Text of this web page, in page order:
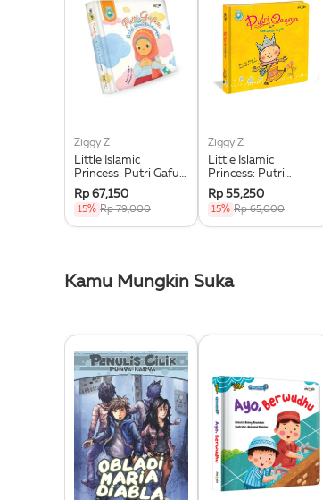
Ziggy Z
Little Islamic
Princess: Putri Gafuri
Dan Botol Minum
Kesayangan
(Boardbook)
Rp 67,150
15% Rp 79,000
Ziggy Z
Little Islamic
Princess: Putri
Qawiya Dan
Kekuatan Super
Rp 55,250
15% Rp 65,000
Kamu Mungkin Suka